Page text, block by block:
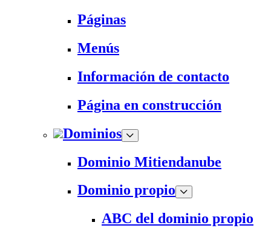
Páginas
Menús
Información de contacto
Página en construcción
Dominios
Dominio Mitiendanube
Dominio propio
ABC del dominio propio